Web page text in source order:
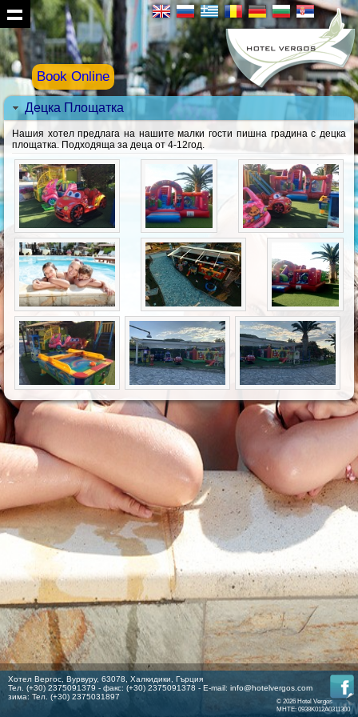
Book Online
Децка Площатка
Нашия хотел предлага на нашите малки гости пишна градина с децка
площатка. Подходяща за деца от 4-12год.
Хотел Вергос, Вурвуру, 63078, Халкидики, Гърция
Тел. (+30) 2375091379 - факс: (+30) 2375091378 - E-mail: info@hotelvergos.com
зима: Тел. (+30) 2375031897
© 2026 Hotel Vergos
MHTE: 0938K012A0311300